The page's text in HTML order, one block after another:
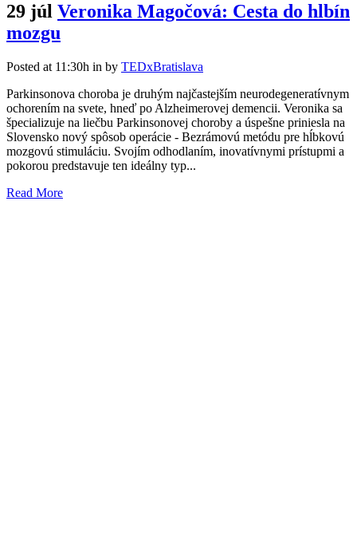
29 júl Veronika Magočová: Cesta do hlbín
mozgu
Posted at 11:30h in by TEDxBratislava
Parkinsonova choroba je druhým najčastejším neurodegeneratívnym
ochorením na svete, hneď po Alzheimerovej demencii. Veronika sa
špecializuje na liečbu Parkinsonovej choroby a úspešne priniesla na
Slovensko nový spôsob operácie - Bezrámovú metódu pre hĺbkovú
mozgovú stimuláciu. Svojím odhodlaním, inovatívnymi prístupmi a
pokorou predstavuje ten ideálny typ...
Read More